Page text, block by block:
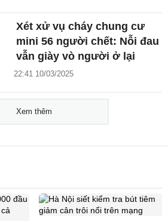
Xét xử vụ cháy chung cư
mini 56 người chết: Nỗi đau
vẫn giày vò người ở lại
22:41 10/03/2025
Xem thêm